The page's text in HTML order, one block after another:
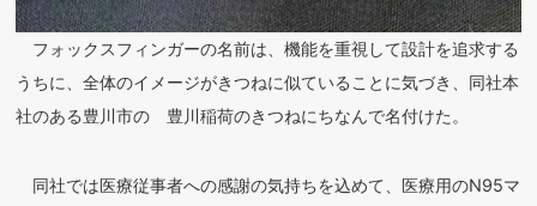
フォックスフィンガーの名前は、機能を重視して設計を追求する
うちに、全体のイメージがきつねに似ていることに気づき、同社本
社のある豊川市の 豊川稲荷のきつねにちなんで名付けた。
同社では医療従事者への感謝の気持ちを込めて、医療用のN95マ